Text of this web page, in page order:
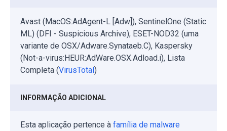
Avast (MacOS:AdAgent-L [Adw]), SentinelOne (Static
ML) (DFI - Suspicious Archive), ESET-NOD32 (uma
variante de OSX/Adware.Synataeb.C), Kaspersky
(Not-a-virus:HEUR:AdWare.OSX.Adload.i), Lista
Completa (VirusTotal)
INFORMAÇÃO ADICIONAL
Esta aplicação pertence à família de malware